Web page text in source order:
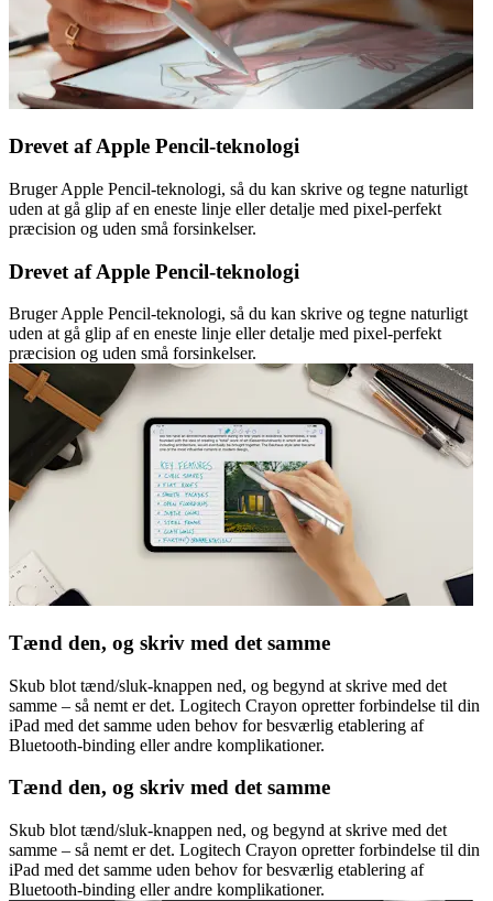
Drevet af Apple Pencil-teknologi
Bruger Apple Pencil-teknologi, så du kan skrive og tegne naturligt
uden at gå glip af en eneste linje eller detalje med pixel-perfekt
præcision og uden små forsinkelser.
Drevet af Apple Pencil-teknologi
Bruger Apple Pencil-teknologi, så du kan skrive og tegne naturligt
uden at gå glip af en eneste linje eller detalje med pixel-perfekt
præcision og uden små forsinkelser.
Tænd den, og skriv med det samme
Skub blot tænd/sluk-knappen ned, og begynd at skrive med det
samme – så nemt er det. Logitech Crayon opretter forbindelse til din
iPad med det samme uden behov for besværlig etablering af
Bluetooth-binding eller andre komplikationer.
Tænd den, og skriv med det samme
Skub blot tænd/sluk-knappen ned, og begynd at skrive med det
samme – så nemt er det. Logitech Crayon opretter forbindelse til din
iPad med det samme uden behov for besværlig etablering af
Bluetooth-binding eller andre komplikationer.